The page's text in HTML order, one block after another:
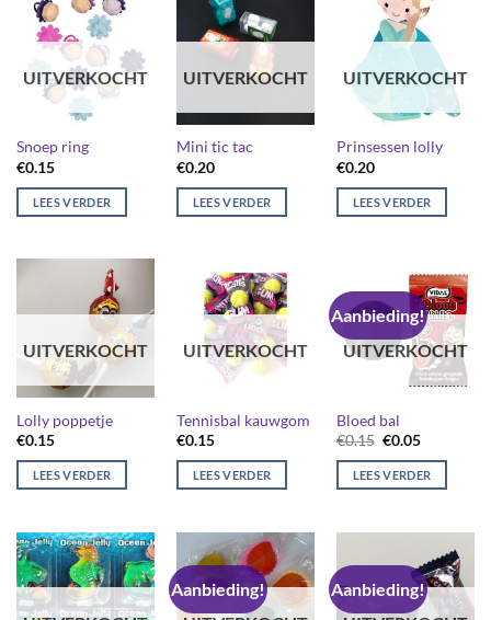
UITVERKOCHT
Snoep ring
€0.15
LEES VERDER
UITVERKOCHT
Mini tic tac
€0.20
LEES VERDER
UITVERKOCHT
Prinsessen lolly
€0.20
LEES VERDER
UITVERKOCHT
Lolly poppetje
€0.15
LEES VERDER
UITVERKOCHT
Tennisbal kauwgom
€0.15
LEES VERDER
Aanbieding!
UITVERKOCHT
Bloed bal
€0.15 Oorspronkelijke
was:
€0.15.
€0.05Huidige
is:
€0.05.
LEES VERDER
Aanbieding!
Aanbieding!